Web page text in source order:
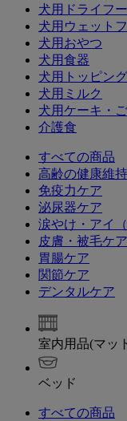
犬用ドライフ
犬用ウェット
犬用おやつ
犬用食器
犬用トッピン
犬用ミルク
犬用ケーキ・
介護食
すべての商品
高齢の健康維持
免疫力ケア
泌尿器ケア
涙やけ・アイ
皮膚・被毛ケア
胃腸ケア
関節ケア
デンタルケア
室内用品(マッ
ベッド
すべての商品